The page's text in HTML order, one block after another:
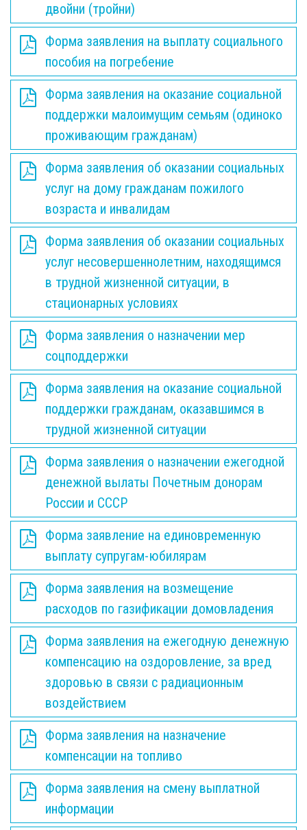
двойни (тройни)
Форма заявления на выплату социального
пособия на погребение
Форма заявления на оказание социальной
поддержки малоимущим семьям (одиноко
проживающим гражданам)
Форма заявления об оказании социальных
услуг на дому гражданам пожилого
возраста и инвалидам
Форма заявления об оказании социальных
услуг несовершеннолетним, находящимся
в трудной жизненной ситуации, в
стационарных условиях
Форма заявления о назначении мер
соцподдержки
Форма заявления на оказание социальной
поддержки гражданам, оказавшимся в
трудной жизненной ситуации
Форма заявления о назначении ежегодной
денежной вылаты Почетным донорам
России и СССР
Форма заявление на единовременную
выплату супругам-юбилярам
Форма заявления на возмещение
расходов по газификации домовладения
Форма заявления на ежегодную денежную
компенсацию на оздоровление, за вред
здоровью в связи с радиационным
воздействием
Форма заявления на назначение
компенсации на топливо
Форма заявления на смену выплатной
информации